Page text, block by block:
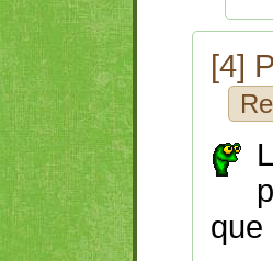
[4]
que